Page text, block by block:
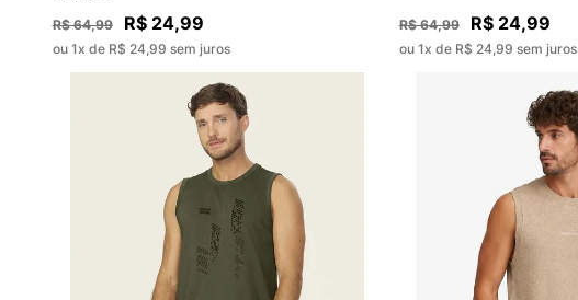
R$ 64,99 R$ 24,99
ou 1x de R$ 24,99 sem juros
R$ 64,99 R$ 24,99
ou 1x de R$ 24,99 sem juros